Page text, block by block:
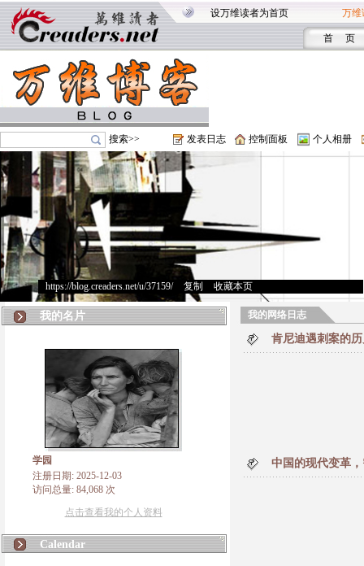
设万维读者为首页 万维
首 页
搜索>> 发表日志 控制面板 个人相册
https://blog.creaders.net/u/37159/> 复制 收藏本页
我的名片
学园
注册日期: 2025-12-03
访问总量: 84,068 次
点击查看我的个人资料
Calendar
我的网络日志
肯尼迪遇刺案的
中国的现代变革